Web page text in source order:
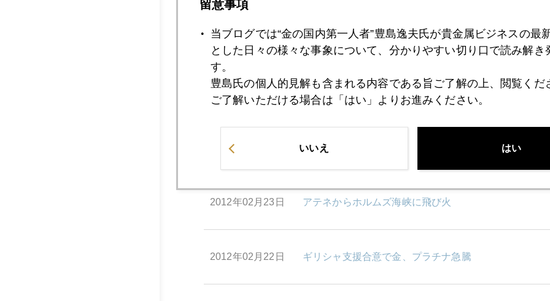
2012年02月29日 中央銀行主導の相場展開
2012年02月27日 年金運用最前線からのレポート
2012年02月24日 日経プラスワンセミナー開催
2012年02月23日 アテネからホルムズ海峡に飛び火
2012年02月22日 ギリシャ支援合意で金、プラチナ急騰
留意事項
当ブログでは“金の国内第一人者”豊島逸夫氏が貴金属ビジネスの最
とした日々の様々な事象について、分かりやすい切り口で読み解き
す。
豊島氏の個人的見解も含まれる内容である旨ご了解の上、閲覧くだ
ご了解いただける場合は「はい」よりお進みください。
いいえ はい